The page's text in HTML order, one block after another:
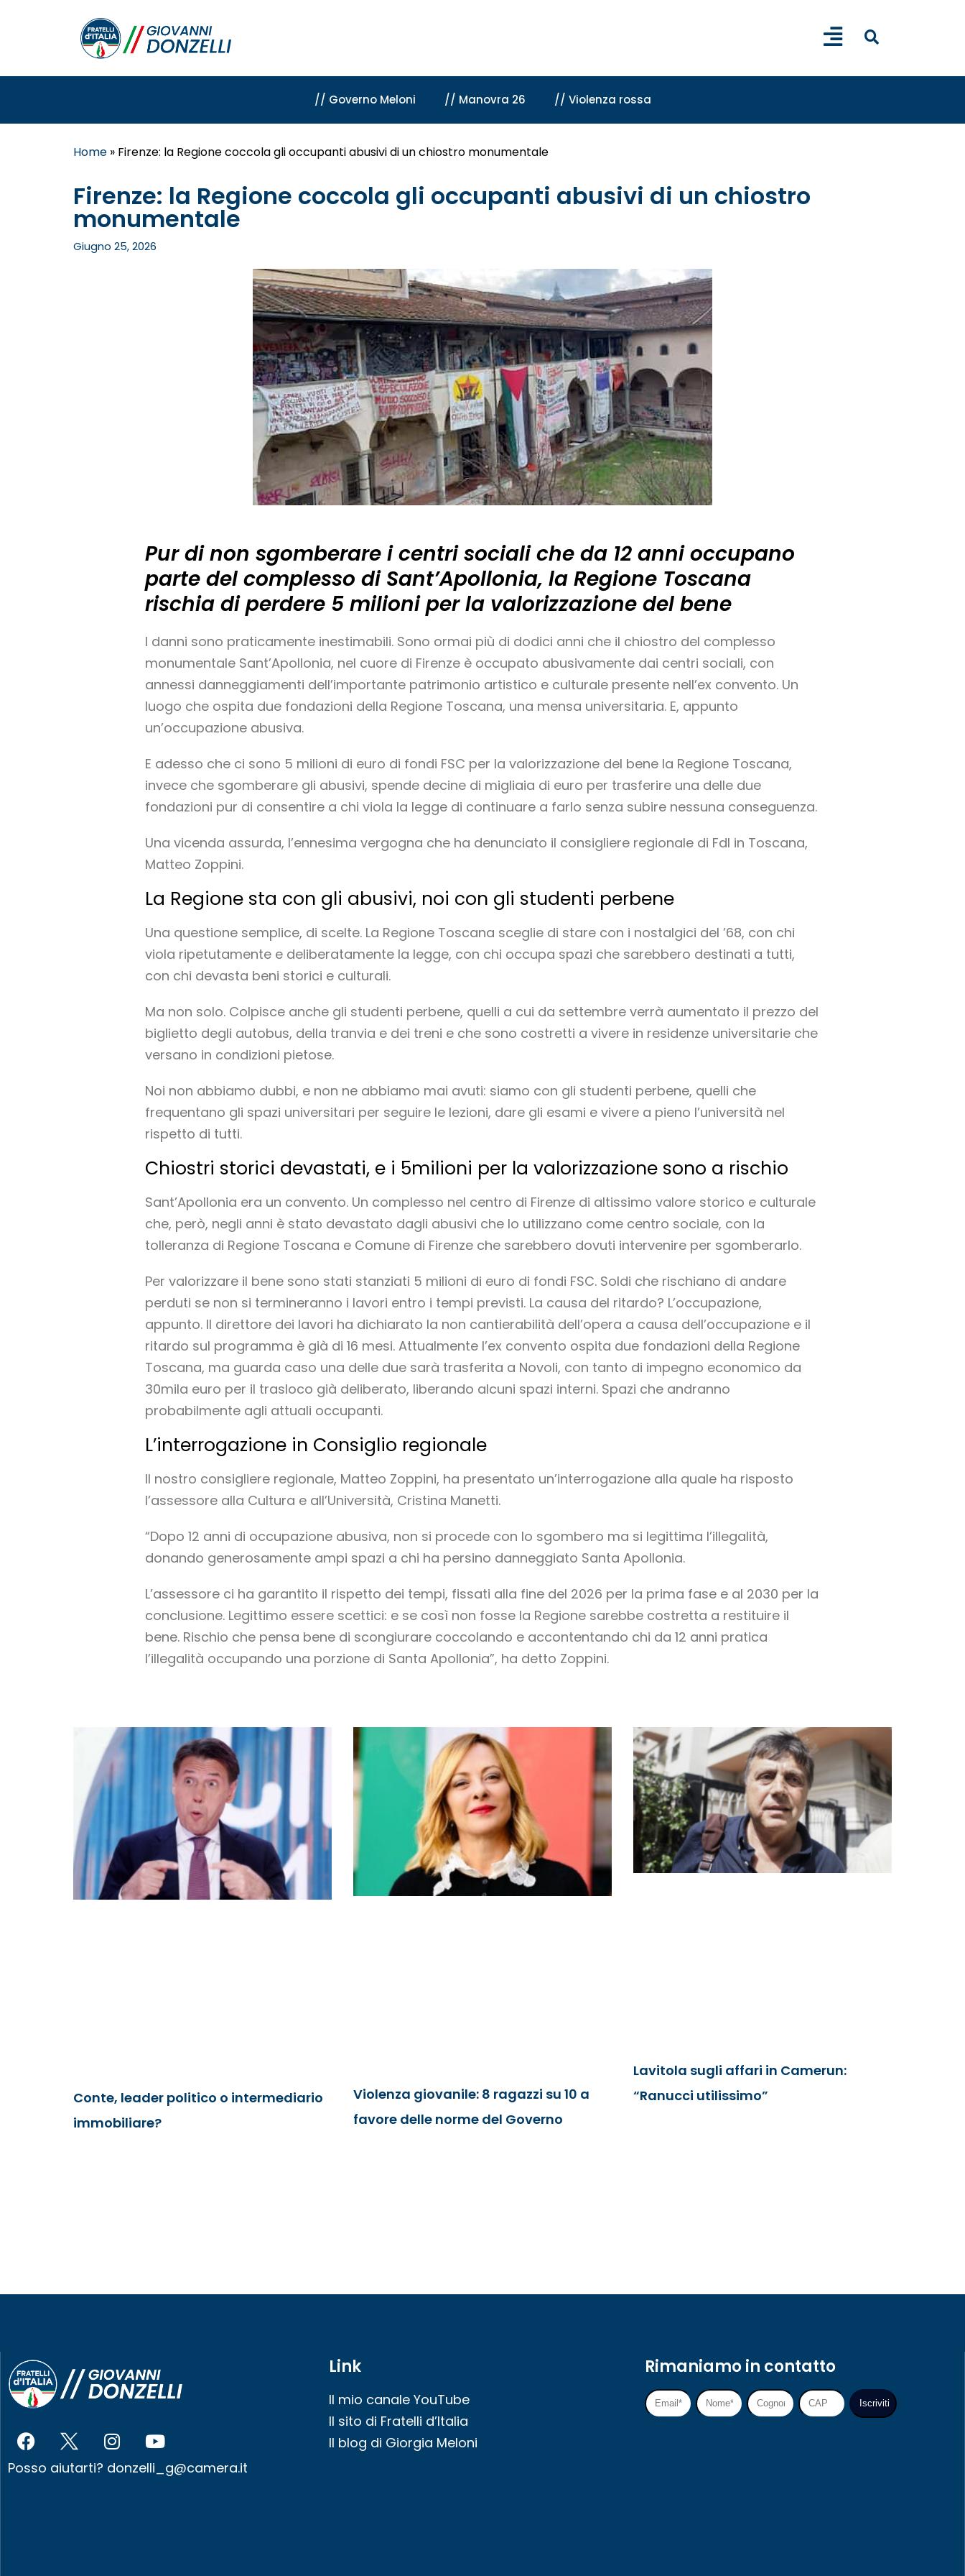
// Governo Meloni // Manovra 26 // Violenza rossa
Home » Firenze: la Regione coccola gli occupanti abusivi di un chiostro monumentale
Firenze: la Regione coccola gli occupanti abusivi di un chiostro
monumentale
Giugno 25, 2026
Pur di non sgomberare i centri sociali che da 12 anni occupano
parte del complesso di Sant’Apollonia, la Regione Toscana
rischia di perdere 5 milioni per la valorizzazione del bene
I danni sono praticamente inestimabili. Sono ormai più di dodici anni che il chiostro del complesso
monumentale Sant’Apollonia, nel cuore di Firenze è occupato abusivamente dai centri sociali, con
annessi danneggiamenti dell’importante patrimonio artistico e culturale presente nell’ex convento. Un
luogo che ospita due fondazioni della Regione Toscana, una mensa universitaria. E, appunto
un’occupazione abusiva.
E adesso che ci sono 5 milioni di euro di fondi FSC per la valorizzazione del bene la Regione Toscana,
invece che sgomberare gli abusivi, spende decine di migliaia di euro per trasferire una delle due
fondazioni pur di consentire a chi viola la legge di continuare a farlo senza subire nessuna conseguenza.
Una vicenda assurda, l’ennesima vergogna che ha denunciato il consigliere regionale di FdI in Toscana,
Matteo Zoppini.
La Regione sta con gli abusivi, noi con gli studenti perbene
Una questione semplice, di scelte. La Regione Toscana sceglie di stare con i nostalgici del ’68, con chi
viola ripetutamente e deliberatamente la legge, con chi occupa spazi che sarebbero destinati a tutti,
con chi devasta beni storici e culturali.
Ma non solo. Colpisce anche gli studenti perbene, quelli a cui da settembre verrà aumentato il prezzo del
biglietto degli autobus, della tranvia e dei treni e che sono costretti a vivere in residenze universitarie che
versano in condizioni pietose.
Noi non abbiamo dubbi, e non ne abbiamo mai avuti: siamo con gli studenti perbene, quelli che
frequentano gli spazi universitari per seguire le lezioni, dare gli esami e vivere a pieno l’università nel
rispetto di tutti.
Chiostri storici devastati, e i 5milioni per la valorizzazione sono a rischio
Sant’Apollonia era un convento. Un complesso nel centro di Firenze di altissimo valore storico e culturale
che, però, negli anni è stato devastato dagli abusivi che lo utilizzano come centro sociale, con la
tolleranza di Regione Toscana e Comune di Firenze che sarebbero dovuti intervenire per sgomberarlo.
Per valorizzare il bene sono stati stanziati 5 milioni di euro di fondi FSC. Soldi che rischiano di andare
perduti se non si termineranno i lavori entro i tempi previsti. La causa del ritardo? L’occupazione,
appunto. Il direttore dei lavori ha dichiarato la non cantierabilità dell’opera a causa dell’occupazione e il
ritardo sul programma è già di 16 mesi. Attualmente l’ex convento ospita due fondazioni della Regione
Toscana, ma guarda caso una delle due sarà trasferita a Novoli, con tanto di impegno economico da
30mila euro per il trasloco già deliberato, liberando alcuni spazi interni. Spazi che andranno
probabilmente agli attuali occupanti.
L’interrogazione in Consiglio regionale
Il nostro consigliere regionale, Matteo Zoppini, ha presentato un’interrogazione alla quale ha risposto
l’assessore alla Cultura e all’Università, Cristina Manetti.
“Dopo 12 anni di occupazione abusiva, non si procede con lo sgombero ma si legittima l’illegalità,
donando generosamente ampi spazi a chi ha persino danneggiato Santa Apollonia.
L’assessore ci ha garantito il rispetto dei tempi, fissati alla fine del 2026 per la prima fase e al 2030 per la
conclusione. Legittimo essere scettici: e se così non fosse la Regione sarebbe costretta a restituire il
bene. Rischio che pensa bene di scongiurare coccolando e accontentando chi da 12 anni pratica
l’illegalità occupando una porzione di Santa Apollonia”, ha detto Zoppini.
Conte, leader politico o intermediario
immobiliare?
Violenza giovanile: 8 ragazzi su 10 a
favore delle norme del Governo
Lavitola sugli affari in Camerun:
“Ranucci utilissimo”
Posso aiutarti? donzelli_g@camera.it
Link
Il mio canale YouTube
Il sito di Fratelli d’Italia
Il blog di Giorgia Meloni
Rimaniamo in contatto